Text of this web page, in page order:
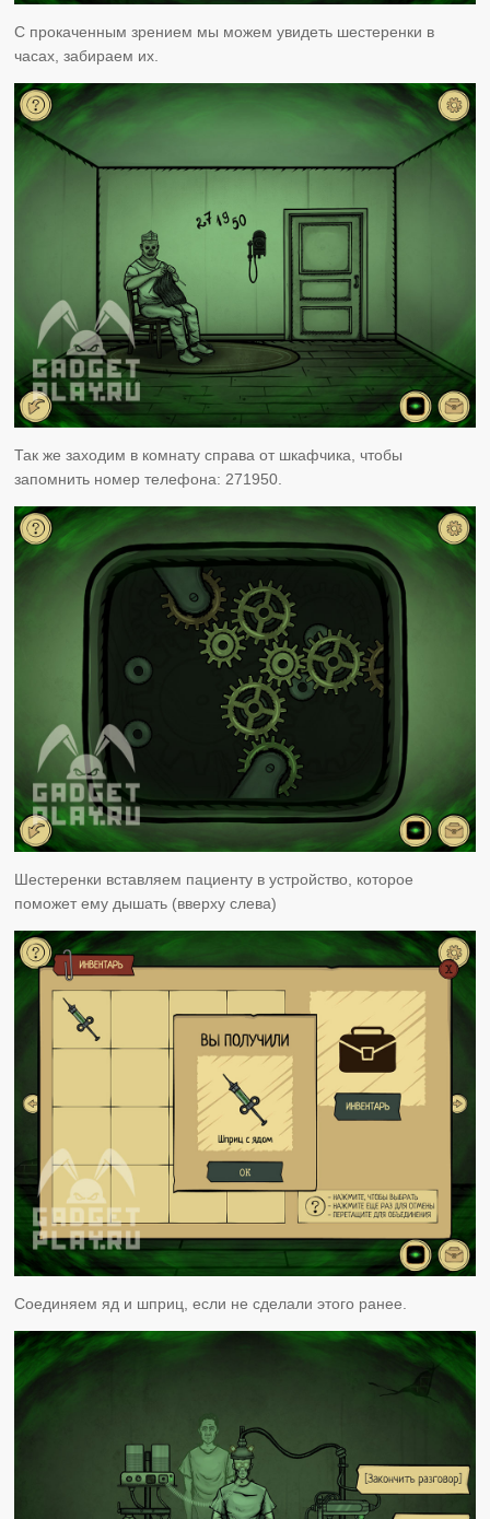
С прокаченным зрением мы можем увидеть шестеренки в
часах, забираем их.
Так же заходим в комнату справа от шкафчика, чтобы
запомнить номер телефона: 271950.
Шестеренки вставляем пациенту в устройство, которое
поможет ему дышать (вверху слева)
Соединяем яд и шприц, если не сделали этого ранее.